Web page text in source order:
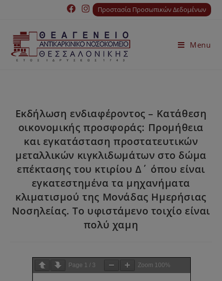
Προστασία Προσωπικών Δεδομένων
Menu
Εκδήλωση ενδιαφέροντος – Κατάθεση
οικονομικής προσφοράς: Προμήθεια
και εγκατάσταση προστατευτικών
μεταλλικών κιγκλιδωμάτων στο δώμα
επέκτασης του κτιρίου Δ΄ όπου είναι
εγκατεστημένα τα μηχανήματα
κλιματισμού της Μονάδας Ημερήσιας
Νοσηλείας. Το υφιστάμενο τοιχίο είναι
πολύ χαμη
Page 1 / 3 Zoom 100%